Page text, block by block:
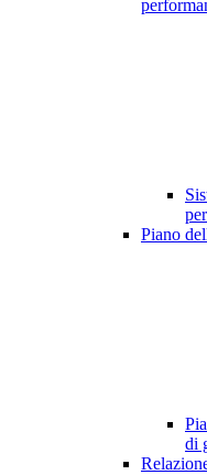
Piano
di